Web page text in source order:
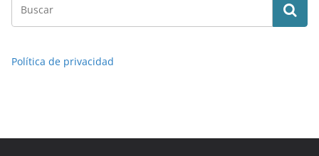
Política de privacidad